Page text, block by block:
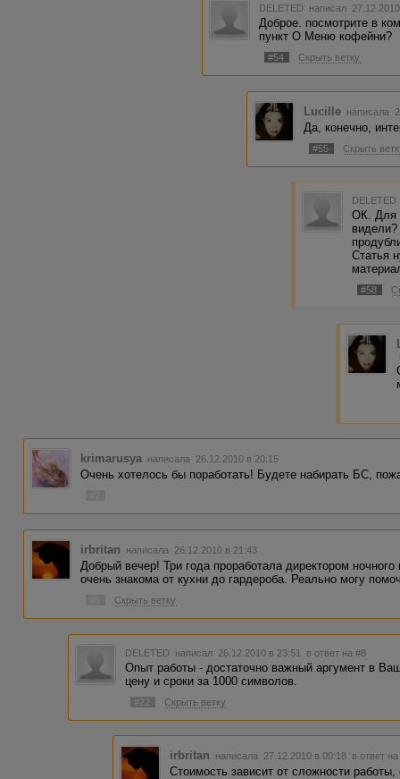
DELETED написал
Доброе. посмотрите в
пункт О Меню кофейни?
#54 Скрыть ветку
Lucille написала
Да, конечно,
#55 Скрыть
DELETED
ОК. Для
видели?
Статья
#58
krimarusya написала 26.12.2010 в 20:15
Очень хотелось бы поработать! Будете набирать БС,
irbritan написала 26.12.2010 в 21:43
Добрый вечер! Три года проработала директором
очень знакома от кухни до гардероба. Реально могу
Скрыть ветку
DELETED написал 26.12.2010 в 23:51 в ответ на #8
Опыт работы - достаточно важный аргумент в
цену и сроки за 1000 символов.
#22 Скрыть ветку
irbritan написала 27.12.2010 в 00:18 в ответ
Стоимость зависит от сложности